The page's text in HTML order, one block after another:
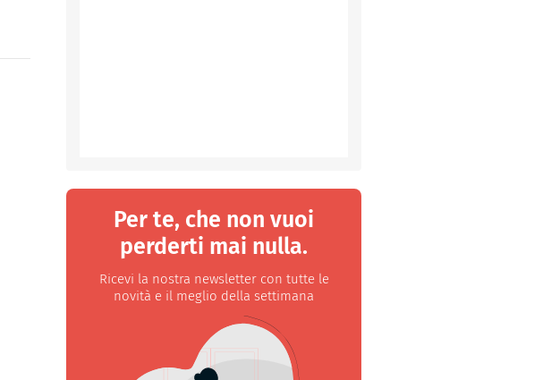
Per te, che non vuoi
perderti mai nulla.
Ricevi la nostra newsletter con tutte le
novità e il meglio della settimana